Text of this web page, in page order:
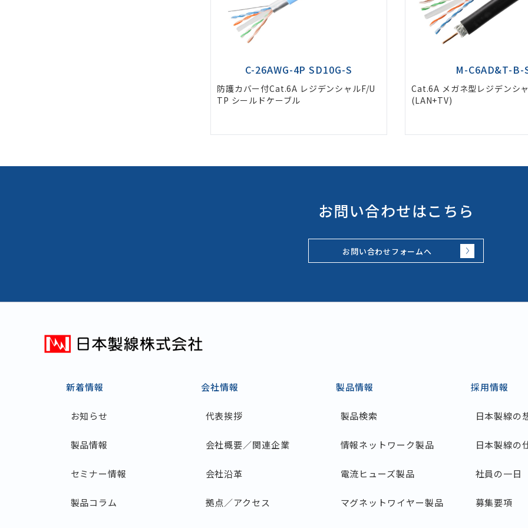
C-26AWG-4P SD10G-S
防護カバー付Cat.6A レジデンシャルF/U
TP シールドケーブル
M-C6AD&T-B-
Cat.6A メガネ型レジデンシ
(LAN+TV)
お問い合わせはこちら
お問い合わせフォームへ
新着情報
お知らせ
製品情報
セミナー情報
製品コラム
会社情報
代表挨拶
会社概要／関連企業
会社沿革
拠点／アクセス
製品情報
製品検索
情報ネットワーク製品
電流ヒューズ製品
マグネットワイヤー製品
採用情報
日本製線の
日本製線の
社員の一日
募集要項